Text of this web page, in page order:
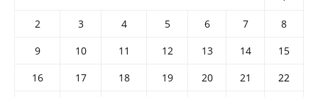
2
3 4 5 6 7
8
9
10 11 12 13 14
15
16
17 18 19 20 21
22